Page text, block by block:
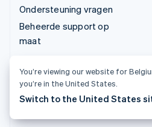
Ondersteuning vragen
Beheerde support op
maat
© 2026 Stripe, LLC
You’re viewing our website for
you’re in the United States.
Switch to the United States